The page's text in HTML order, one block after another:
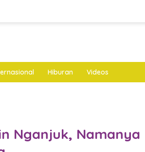
Hiburan Videos
Nganjuk, Namanya